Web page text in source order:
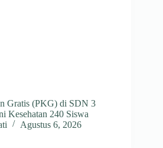
Gratis (PKG) di SDN 3
Kesehatan 240 Siswa
Agustus 6, 2026